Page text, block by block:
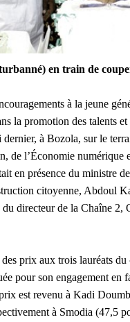
en train de
à la jeune
la promotion des talents
à Bozola, sur le
de l’Économie numérique
en présence du ministre de
citoyenne, Abdoul
directeur de la Chaîne 2,
prix aux trois lauréats
pour son engagement en
est revenu à Kadi
à Smodia (47,5